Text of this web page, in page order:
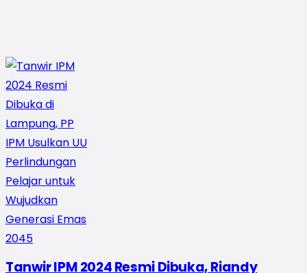
Tanwir IPM 2024 Resmi Dibuka, Riandy